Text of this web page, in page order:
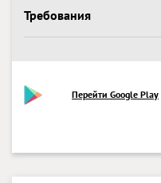
Требования
Перейти Google Play